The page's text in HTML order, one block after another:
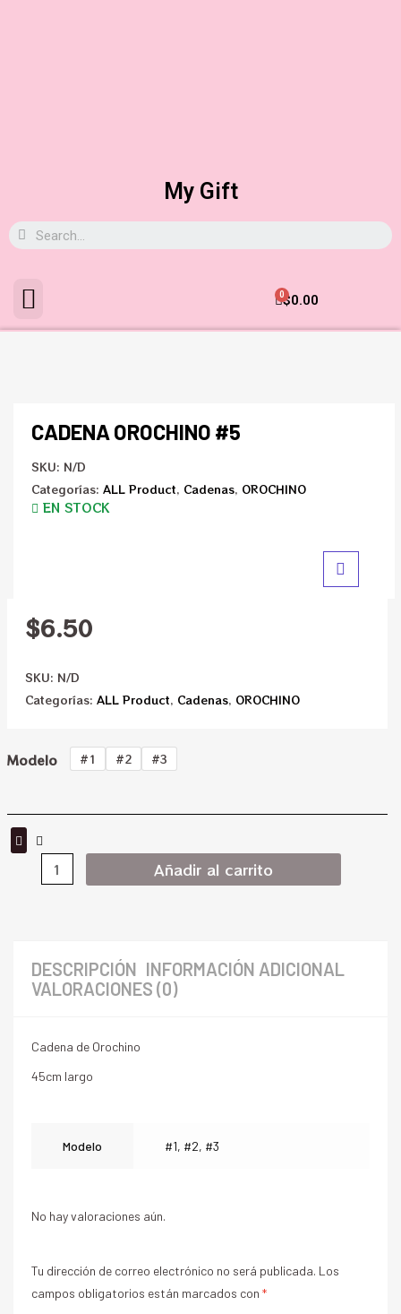
My Gift
$0.00
0
CADENA OROCHINO #5
SKU: N/D
Categorías: ALL Product, Cadenas, OROCHINO
EN STOCK
$6.50
SKU: N/D
Categorías: ALL Product, Cadenas, OROCHINO
Modelo #1 #2 #3
Añadir al carrito
DESCRIPCIÓN INFORMACIÓN ADICIONAL
VALORACIONES (0)
Cadena de Orochino
45cm largo
Modelo #1, #2, #3
No hay valoraciones aún.
Tu dirección de correo electrónico no será publicada. Los
campos obligatorios están marcados con *